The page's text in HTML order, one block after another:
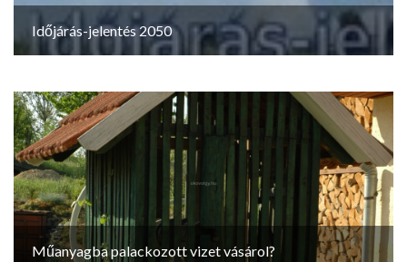
Időjárás-jelentés 2050
Műanyagba palackozott vizet vásárol?